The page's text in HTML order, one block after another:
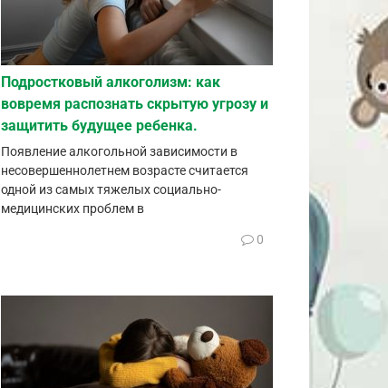
Подростковый алкоголизм: как
вовремя распознать скрытую угрозу и
защитить будущее ребенка.
Появление алкогольной зависимости в
несовершеннолетнем возрасте считается
одной из самых тяжелых социально-
медицинских проблем в
0